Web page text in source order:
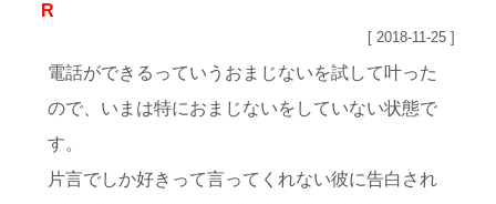
R
[ 2018-11-25 ]
電話ができるっていうおまじないを試して叶った
ので、いまは特におまじないをしていない状態で
す。
片言でしか好きって言ってくれない彼に告白され